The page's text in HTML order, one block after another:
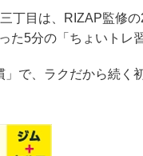
丁目は、RIZAP監修
た5分の「ちょいトレ
で、ラクだから続く